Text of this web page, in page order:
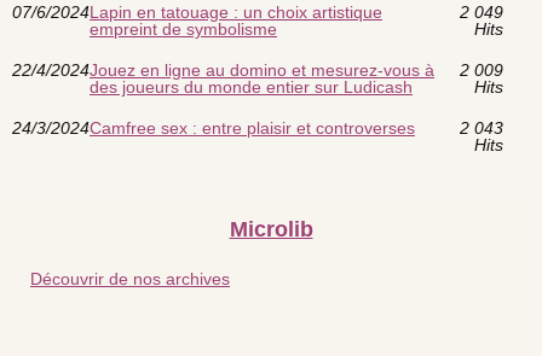
07/6/2024Lapin en tatouage : un choix artistique
empreint de symbolisme
2 049
Hits
22/4/2024Jouez en ligne au domino et mesurez-vous à
des joueurs du monde entier sur Ludicash
2 009
Hits
24/3/2024Camfree sex : entre plaisir et controverses
2 043
Hits
Microlib
Découvrir de nos archives